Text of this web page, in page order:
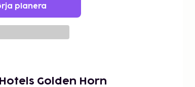
planera
Golden Horn